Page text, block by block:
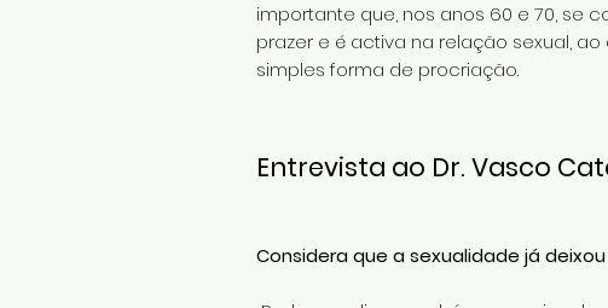
importante que, nos anos 60 e 70, se
prazer e é activa na relação sexual,
simples forma de procriação.
Entrevista ao Dr. Vasco
Considera que a sexualidade já